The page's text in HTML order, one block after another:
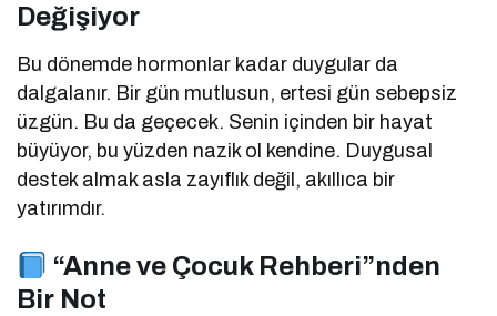
Değişiyor
Bu dönemde hormonlar kadar duygular da
dalgalanır. Bir gün mutlusun, ertesi gün sebepsiz
üzgün. Bu da geçecek. Senin içinden bir hayat
büyüyor, bu yüzden nazik ol kendine. Duygusal
destek almak asla zayıflık değil, akıllıca bir
yatırımdır.
“Anne ve Çocuk Rehberi”nden
Bir Not